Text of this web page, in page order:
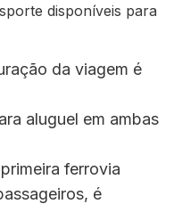
disponíveis para
da viagem é
aluguel em ambas
ferrovia
é